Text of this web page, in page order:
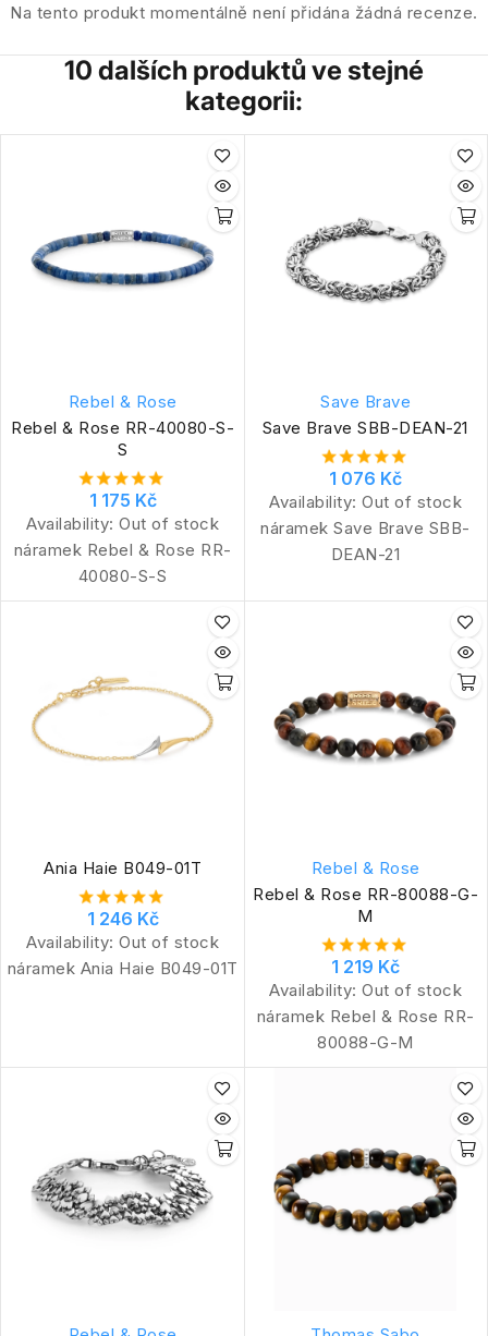
Na tento produkt momentálně není přidána žádná recenze.
10 dalších produktů ve stejné
kategorii:
Rebel & Rose
Rebel & Rose RR-40080-S-
S
1 175 Kč
Availability: Out of stock
náramek Rebel & Rose RR-
40080-S-S
Save Brave
Save Brave SBB-DEAN-21
1 076 Kč
Availability: Out of stock
náramek Save Brave SBB-
DEAN-21
Ania Haie B049-01T
1 246 Kč
Availability: Out of stock
náramek Ania Haie B049-01T
Rebel & Rose
Rebel & Rose RR-80088-G-
M
1 219 Kč
Availability: Out of stock
náramek Rebel & Rose RR-
80088-G-M